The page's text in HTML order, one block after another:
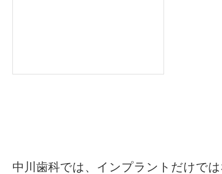
中川歯科では、インプラントだけで